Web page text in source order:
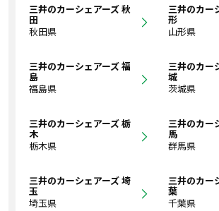
三井のカーシェアーズ 秋
田
秋田県
三井のカー
形
山形県
三井のカーシェアーズ 福
島
福島県
三井のカー
城
茨城県
三井のカーシェアーズ 栃
木
栃木県
三井のカー
馬
群馬県
三井のカーシェアーズ 埼
玉
埼玉県
三井のカー
葉
千葉県